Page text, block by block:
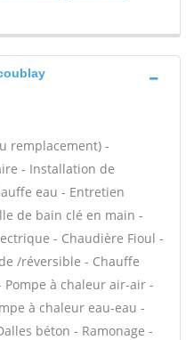
remplacement) -
- Installation de
eau - Entretien
de bain clé en main -
- Chaudière Fioul -
/réversible - Chauffe
Pompe à chaleur air-air -
à chaleur eau-eau -
béton - Ramonage -